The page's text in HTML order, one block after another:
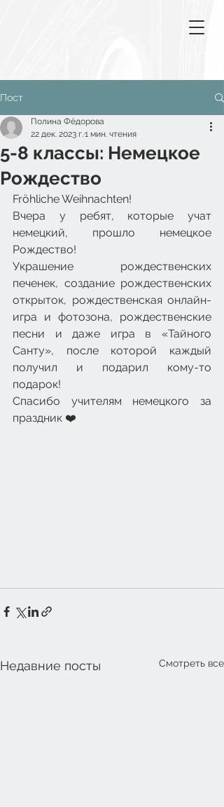
Пост
5-8 классы: Немецкое
Рождество
Полина Фёдорова
22 дек. 2023 г.1 мин. чтения
Fröhliche Weihnachten!
Вчера у ребят, которые учат
немецкий, прошло немецкое
Рождество!
Украшение рождественских
печенек, создание рождественских
открыток, рождественская онлайн-
игра и фотозона, рождественские
песни и даже игра в «Тайного
Санту», после которой каждый
получил и подарил кому-то
подарок!
Спасибо учителям немецкого за
праздник ❤️
Недавние посты Смотреть все